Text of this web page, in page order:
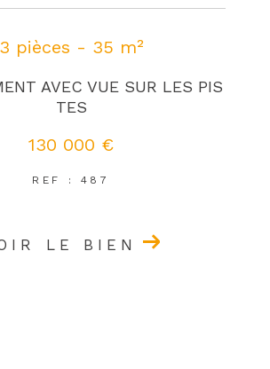
3 pièces - 35 m²
AVEC VUE SUR LES PIS
TES
130 000 €
REF : 487
LE BIEN